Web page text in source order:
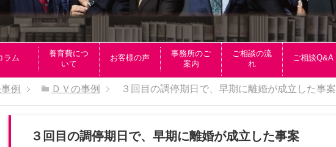
ラム
養育費につ
いて
お客様の声
事務所のご
案内
ご相談の流
れ
ご相談Q&A
例 ＤＶの事例 ３回目の調停期日で、早期に離婚が成立した事案
３回目の調停期日で、早期に離婚が成立した事案